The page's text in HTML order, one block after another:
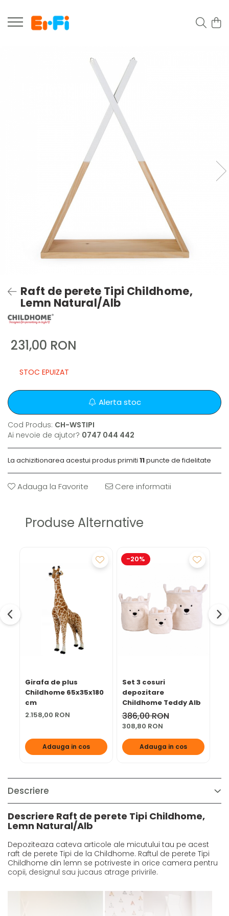
Raft de perete Tipi Childhome,
Lemn Natural/Alb
231,00 RON
STOC EPUIZAT
Alerta stoc
Cod Produs: CH-WSTIPI
Ai nevoie de ajutor? 0747 044 442
La achizitionarea acestui produs primiti 11puncte de fidelitate
Adauga la Favorite Cere informatii
Produse Alternative
Girafa de plus
Childhome 65x35x180
cm
2.158,00 RON
Adauga in cos
-20%
Set 3 cosuri
depozitare
Childhome Teddy Alb
386,00 RON
308,80 RON
Adauga in cos
Descriere
Descriere Raft de perete Tipi Childhome,
Lemn Natural/Alb
Depoziteaza cateva articole ale micutului tau pe acest
raft de perete Tipi de la Childhome. Raftul de perete Tipi
Childhome din lemn se potriveste in orice camera pentru
copii, designul sau jucaus atrage privirile.